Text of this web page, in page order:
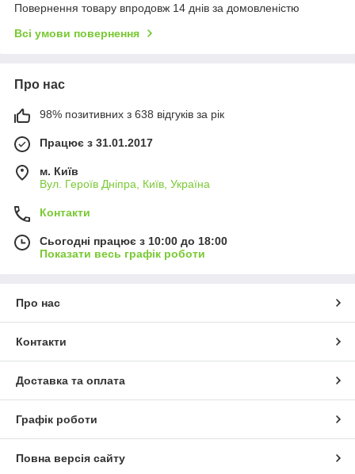
Повернення товару впродовж 14 днів за домовленістю
Всі умови повернення
Про нас
98% позитивних з 638 відгуків за рік
Працює з 31.01.2017
м. Київ
Вул. Героїв Дніпра, Київ, Україна
Контакти
Сьогодні працює з 10:00 до 18:00
Показати весь графік роботи
Про нас
Контакти
Доставка та оплата
Графік роботи
Повна версія сайту